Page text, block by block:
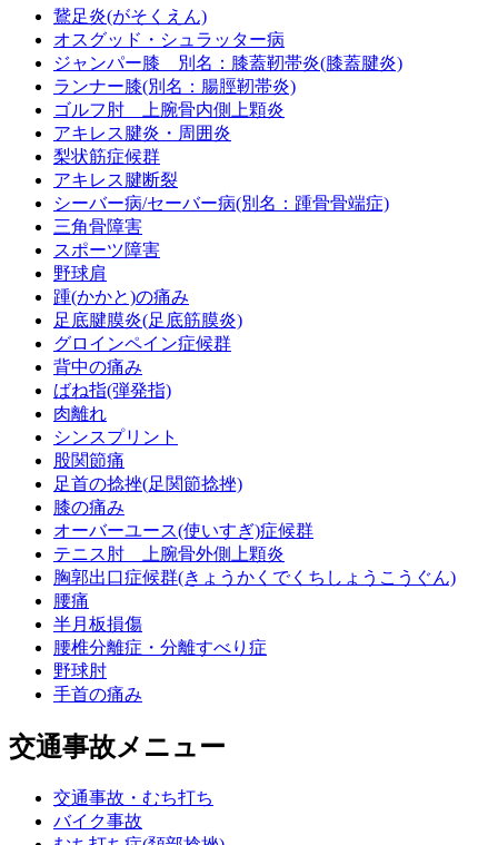
鵞足炎(がそくえん)
オスグッド・シュラッター病
ジャンパー膝 別名：膝蓋靭帯炎(膝蓋腱炎)
ランナー膝(別名：腸脛靭帯炎)
ゴルフ肘 上腕骨内側上顆炎
アキレス腱炎・周囲炎
梨状筋症候群
アキレス腱断裂
シーバー病/セーバー病(別名：踵骨骨端症)
三角骨障害
スポーツ障害
野球肩
踵(かかと)の痛み
足底腱膜炎(足底筋膜炎)
グロインペイン症候群
背中の痛み
ばね指(弾発指)
肉離れ
シンスプリント
股関節痛
足首の捻挫(足関節捻挫)
膝の痛み
オーバーユース(使いすぎ)症候群
テニス肘 上腕骨外側上顆炎
胸郭出口症候群(きょうかくでくちしょうこうぐん)
腰痛
半月板損傷
腰椎分離症・分離すべり症
野球肘
手首の痛み
交通事故メニュー
交通事故・むち打ち
バイク事故